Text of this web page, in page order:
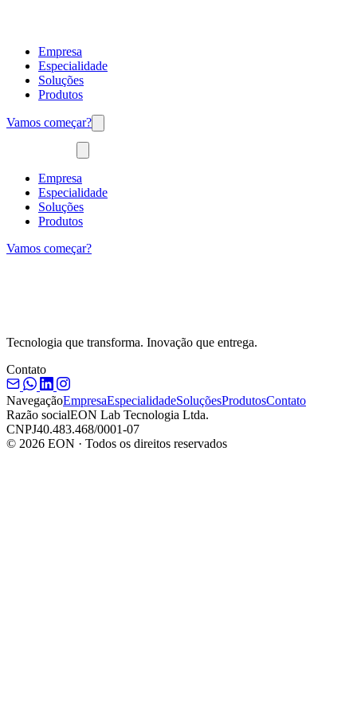
Empresa
Especialidade
Soluções
Produtos
Vamos começar?
Empresa
Especialidade
Soluções
Produtos
Vamos começar?
Tecnologia que transforma. Inovação que entrega.
Contato
NavegaçãoEmpresaEspecialidadeSoluçõesProdutosContato
Razão socialEON Lab Tecnologia Ltda.
CNPJ40.483.468/0001-07
© 2026 EON · Todos os direitos reservados